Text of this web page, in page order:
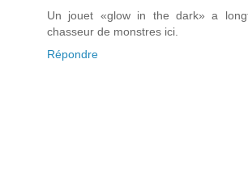
Un jouet «glow in the dark» a
chasseur de monstres ici.
Répondre